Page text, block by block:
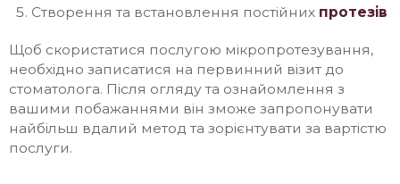
Створення та встановлення постійних протезів
Щоб скористатися послугою мікропротезування,
необхідно записатися на первинний візит до
стоматолога. Після огляду та ознайомлення з
вашими побажаннями він зможе запропонувати
найбільш вдалий метод та зорієнтувати за вартістю
послуги.